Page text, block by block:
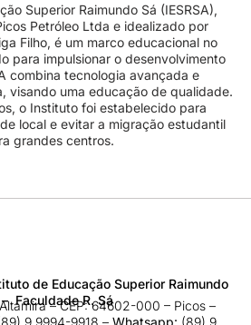
Superior Raimundo Sá (IESRSA),
Petróleo Ltda e idealizado por
Filho, é um marco educacional no
para impulsionar o desenvolvimento
combina tecnologia avançada e
visando uma educação de qualidade.
o Instituto foi estabelecido para
local e evitar a migração estudantil
grandes centros.
de Educação Superior Raimundo
– Faculdade R. Sá
– CEP: 64602-000 – Picos –
9 9994-9918​ – Whatsapp: (89) 9